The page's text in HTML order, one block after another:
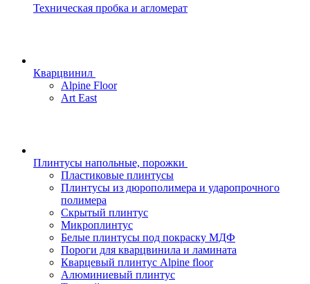
Техническая пробка и агломерат
Кварцвинил
Alpine Floor
Art East
Плинтусы напольные, порожки
Пластиковые плинтусы
Плинтусы из дюрополимера и ударопрочного
полимера
Скрытый плинтус
Микроплинтус
Белые плинтусы под покраску МДФ
Пороги для кварцвинила и ламината
Кварцевый плинтус Alpine floor
Алюминиевый плинтус